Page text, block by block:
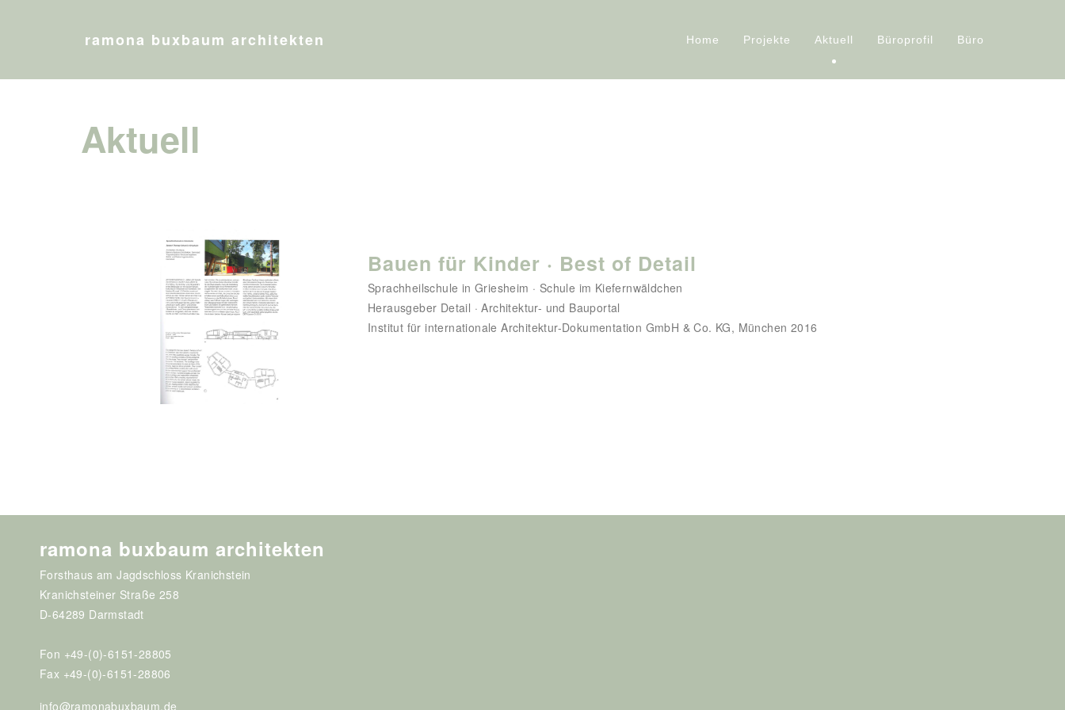
ramona buxbaum architekten Home Projekte Aktuell Büroprofil Büro
Aktuell
Bauen für Kinder · Best of Detail
Sprachheilschule in Griesheim · Schule im Kiefernwäldchen
Herausgeber Detail · Architektur- und Bauportal
Institut für internationale Architektur-Dokumentation GmbH & Co. KG, München 2016
ramona buxbaum architekten
Forsthaus am Jagdschloss Kranichstein
Kranichsteiner Straße 258
D-64289 Darmstadt
Fon +49-(0)-6151-28805
Fax +49-(0)-6151-28806
info@ramonabuxbaum.de